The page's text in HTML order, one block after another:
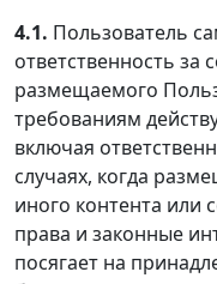
4.1. Пользователь
ответственность за
размещаемого
требованиям
включая
случаях, когда
иного контента или
права и законные
посягает на